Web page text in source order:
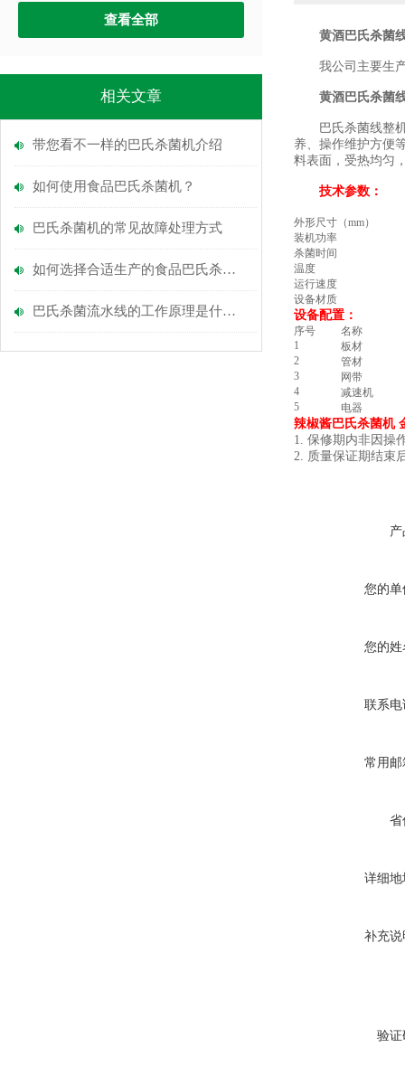
查看全部
相关文章
带您看不一样的巴氏杀菌机介绍
如何使用食品巴氏杀菌机？
巴氏杀菌机的常见故障处理方式
如何选择合适生产的食品巴氏杀菌机
巴氏杀菌流水线的工作原理是什么？
黄酒巴氏杀菌
我公司主要生产
黄酒巴氏杀菌
巴氏杀菌线整机
养、操作维护方便
料表面，受热均匀
技术参数：
外形尺寸（mm）
装机功率
杀菌时间
温度
运行速度
设备材质
设备配置：
序号
名称
1
板材
2
管材
3
网带
4
减速机
5
电器
辣椒酱巴氏杀菌机
1. 保修期内非因操
2. 质量保证期结束
您的单
您的姓
联系电
常用邮
省
详细地
补充说
验证